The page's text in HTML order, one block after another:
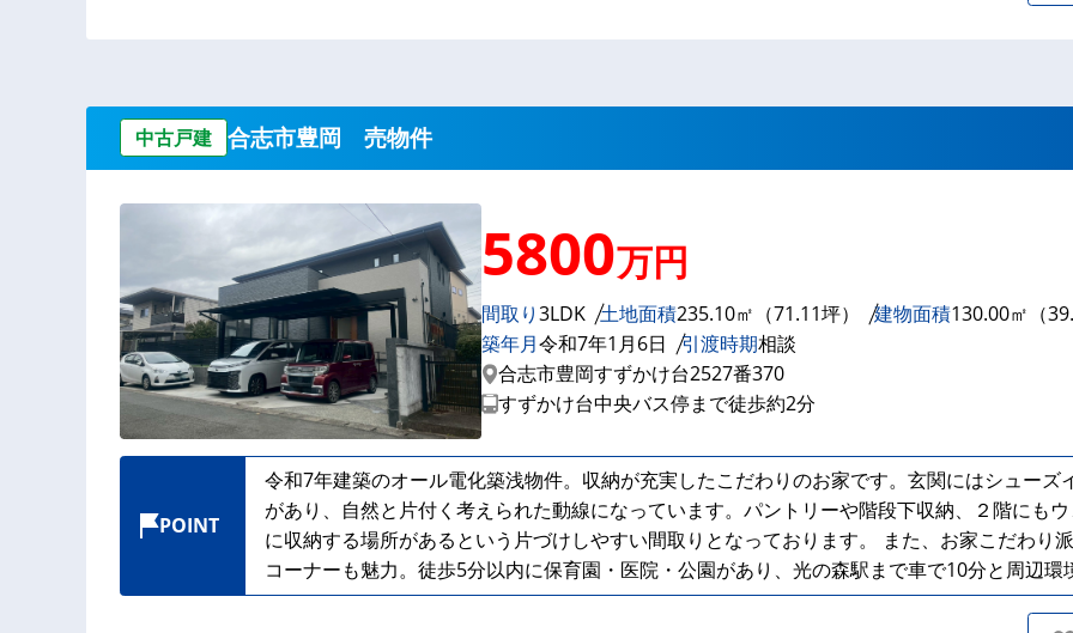
中古戸建 合志市豊岡 売物件
5800万円
間取り3LDK 土地面積235.10㎡（71.11坪） 建物面積130.00㎡（
築年月令和7年1月6日 引渡時期相談
合志市豊岡すずかけ台2527番370
すずかけ台中央バス停まで徒歩約2分
POINT
令和7年建築のオール電化築浅物件。収納が充実したこだわりのお家です。玄関にはシュー
があり、自然と片付く考えられた動線になっています。パントリーや階段下収納、２階にも
に収納する場所があるという片づけしやすい間取りとなっております。 また、お家こだわり
コーナーも魅力。徒歩5分以内に保育園・医院・公園があり、光の森駅まで車で10分と周辺環